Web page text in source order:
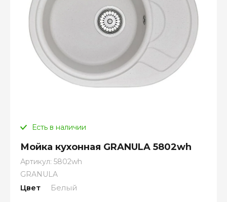
Есть в наличии
Мойка кухонная GRANULA 5802wh
Артикул: 5802wh
GRANULA
Цвет Белый